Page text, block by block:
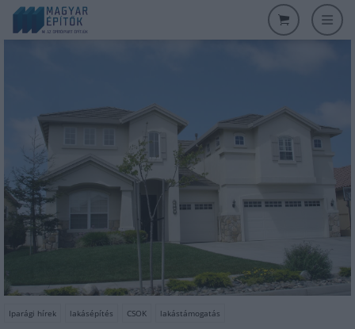
Iparági hírek lakásépítés CSOK lakástámogatás